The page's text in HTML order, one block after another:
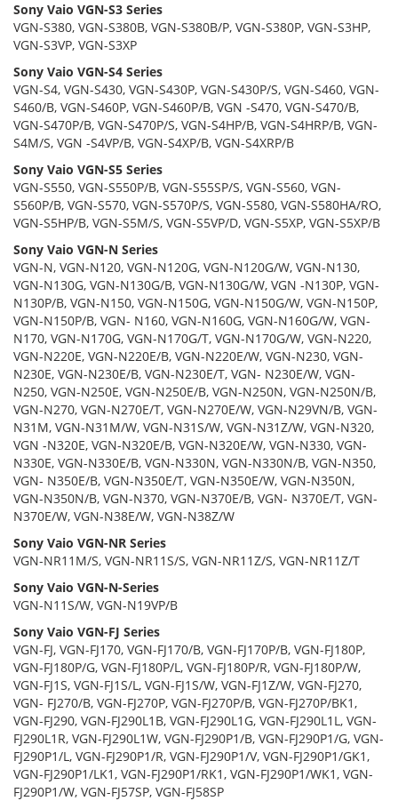
Sony Vaio VGN-S3 Series
VGN-S380, VGN-S380B, VGN-S380B/P, VGN-S380P, VGN-S3HP,
VGN-S3VP, VGN-S3XP
Sony Vaio VGN-S4 Series
VGN-S4, VGN-S430, VGN-S430P, VGN-S430P/S, VGN-S460, VGN-
S460/B, VGN-S460P, VGN-S460P/B, VGN -S470, VGN-S470/B,
VGN-S470P/B, VGN-S470P/S, VGN-S4HP/B, VGN-S4HRP/B, VGN-
S4M/S, VGN -S4VP/B, VGN-S4XP/B, VGN-S4XRP/B
Sony Vaio VGN-S5 Series
VGN-S550, VGN-S550P/B, VGN-S55SP/S, VGN-S560, VGN-
S560P/B, VGN-S570, VGN-S570P/S, VGN-S580, VGN-S580HA/RO,
VGN-S5HP/B, VGN-S5M/S, VGN-S5VP/D, VGN-S5XP, VGN-S5XP/B
Sony Vaio VGN-N Series
VGN-N, VGN-N120, VGN-N120G, VGN-N120G/W, VGN-N130,
VGN-N130G, VGN-N130G/B, VGN-N130G/W, VGN -N130P, VGN-
N130P/B, VGN-N150, VGN-N150G, VGN-N150G/W, VGN-N150P,
VGN-N150P/B, VGN- N160, VGN-N160G, VGN-N160G/W, VGN-
N170, VGN-N170G, VGN-N170G/T, VGN-N170G/W, VGN-N220,
VGN-N220E, VGN-N220E/B, VGN-N220E/W, VGN-N230, VGN-
N230E, VGN-N230E/B, VGN-N230E/T, VGN- N230E/W, VGN-
N250, VGN-N250E, VGN-N250E/B, VGN-N250N, VGN-N250N/B,
VGN-N270, VGN-N270E/T, VGN-N270E/W, VGN-N29VN/B, VGN-
N31M, VGN-N31M/W, VGN-N31S/W, VGN-N31Z/W, VGN-N320,
VGN -N320E, VGN-N320E/B, VGN-N320E/W, VGN-N330, VGN-
N330E, VGN-N330E/B, VGN-N330N, VGN-N330N/B, VGN-N350,
VGN- N350E/B, VGN-N350E/T, VGN-N350E/W, VGN-N350N,
VGN-N350N/B, VGN-N370, VGN-N370E/B, VGN- N370E/T, VGN-
N370E/W, VGN-N38E/W, VGN-N38Z/W
Sony Vaio VGN-NR Series
VGN-NR11M/S, VGN-NR11S/S, VGN-NR11Z/S, VGN-NR11Z/T
Sony Vaio VGN-N-Series
VGN-N11S/W, VGN-N19VP/B
Sony Vaio VGN-FJ Series
VGN-FJ, VGN-FJ170, VGN-FJ170/B, VGN-FJ170P/B, VGN-FJ180P,
VGN-FJ180P/G, VGN-FJ180P/L, VGN-FJ180P/R, VGN-FJ180P/W,
VGN-FJ1S, VGN-FJ1S/L, VGN-FJ1S/W, VGN-FJ1Z/W, VGN-FJ270,
VGN- FJ270/B, VGN-FJ270P, VGN-FJ270P/B, VGN-FJ270P/BK1,
VGN-FJ290, VGN-FJ290L1B, VGN-FJ290L1G, VGN-FJ290L1L, VGN-
FJ290L1R, VGN-FJ290L1W, VGN-FJ290P1/B, VGN-FJ290P1/G, VGN-
FJ290P1/L, VGN-FJ290P1/R, VGN-FJ290P1/V, VGN-FJ290P1/GK1,
VGN-FJ290P1/LK1, VGN-FJ290P1/RK1, VGN-FJ290P1/WK1, VGN-
FJ290P1/W, VGN-FJ57SP, VGN-FJ58SP